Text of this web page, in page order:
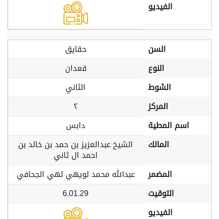
الفيديو
السن
حقايق
النوع
قعدان
الشوط
الثاني
المركز
٢
اسم المطية
دابس
المالك
الشيخ عبدالعزيز بن حمد بن خالد بن
احمد ال ثاني
المضمر
عبدالله محمد لويهي لهي الجحافي
التوقيت
6.01.29
الفيديو